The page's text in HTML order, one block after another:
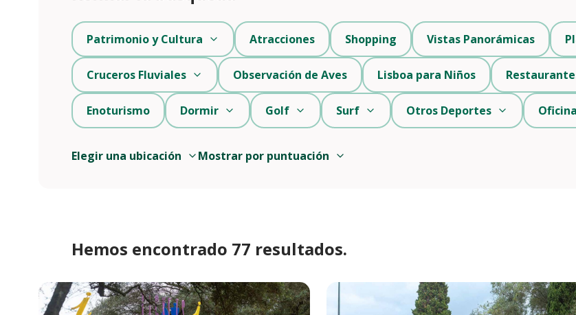
Elegir una ubicación Mostrar por puntuación
Patrimonio y Cultura Atracciones Shopping Vistas Panorámicas
Cruceros Fluviales Observación de Aves Lisboa para Niños
Enoturismo Dormir Golf Surf Otros Deportes
Hemos encontrado 77 resultados.